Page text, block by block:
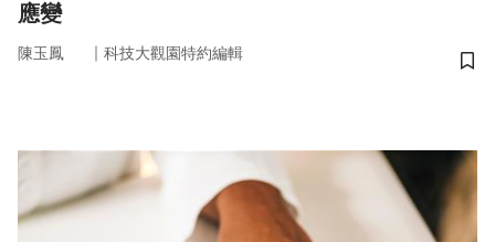
應變
陳玉鳳 ｜ 科技大觀園特約編輯
儲